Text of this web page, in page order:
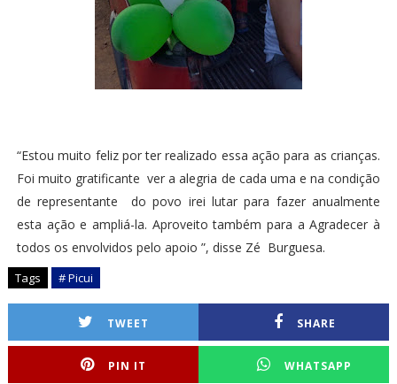
“Estou muito feliz por ter realizado essa ação para as crianças.
Foi muito gratificante ver a alegria de cada uma e na condição
de representante do povo irei lutar para fazer anualmente
esta ação e ampliá-la. Aproveito também para a Agradecer à
todos os envolvidos pelo apoio ”, disse Zé Burguesa.
Tags # Picui
TWEET SHARE
PIN IT WHATSAPP